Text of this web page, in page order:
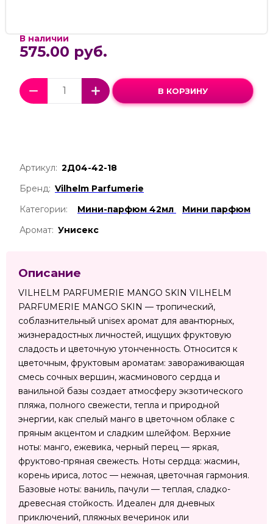
В наличии
575.00 руб.
В КОРЗИНУ
Артикул: 2Д04-42-18
Бренд: Vilhelm Parfumerie
Категории:
Мини-парфюм 42мл
Мини парфюм
Аромат: Унисекс
Описание
VILHELM PARFUMERIE MANGO SKIN VILHELM
PARFUMERIE MANGO SKIN — тропический,
соблазнительный unisex аромат для авантюрных,
жизнерадостных личностей, ищущих фруктовую
сладость и цветочную утонченность. Относится к
цветочным, фруктовым ароматам: завораживающая
смесь сочных вершин, жасминового сердца и
ванильной базы создает атмосферу экзотического
пляжа, полного свежести, тепла и природной
энергии, как спелый манго в цветочном облаке с
пряным акцентом и сладким шлейфом. Верхние
ноты: манго, ежевика, черный перец — яркая,
фруктово-пряная свежесть. Ноты сердца: жасмин,
корень ириса, лотос — нежная, цветочная гармония.
Базовые ноты: ваниль, пачули — теплая, сладко-
древесная стойкость. Идеален для дневных
приключений, пляжных вечеринок или